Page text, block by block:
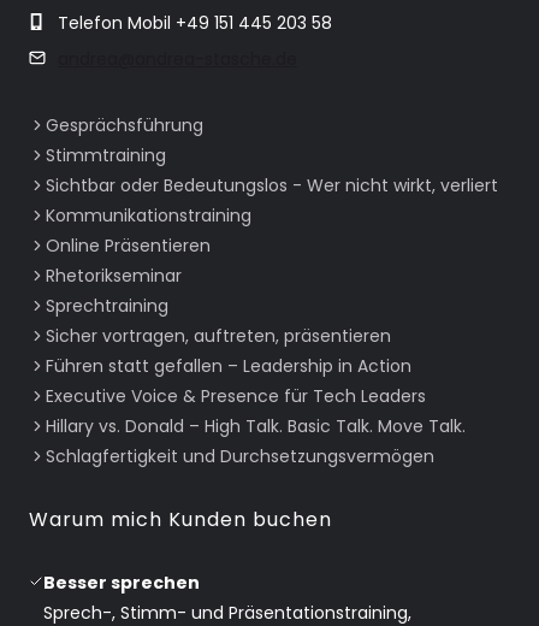
Telefon Mobil +49 151 445 203 58
Gesprächsführung
Stimmtraining
Sichtbar oder Bedeutungslos - Wer nicht wirkt, verliert
Kommunikationstraining
Online Präsentieren
Rhetorikseminar
Sprechtraining
Sicher vortragen, auftreten, präsentieren
Führen statt gefallen – Leadership in Action
Executive Voice & Presence für Tech Leaders
Hillary vs. Donald – High Talk. Basic Talk. Move Talk.
Schlagfertigkeit und Durchsetzungsvermögen
Warum mich Kunden buchen
Besser sprechen
Sprech-, Stimm- und Präsentationstraining,